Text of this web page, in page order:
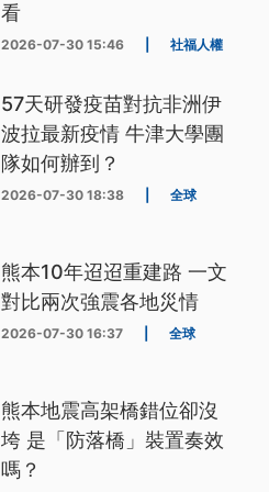
看
2026-07-30 15:46 社福人權
57天研發疫苗對抗非洲伊
波拉最新疫情 牛津大學團
隊如何辦到？
2026-07-30 18:38 全球
熊本10年迢迢重建路 一文
對比兩次強震各地災情
2026-07-30 16:37 全球
熊本地震高架橋錯位卻沒
垮 是「防落橋」裝置奏效
嗎？